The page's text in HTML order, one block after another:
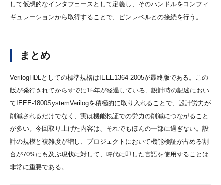
して仮想的なインタフェースとして定義し、そのハンドルをコンフィ
ギュレーションから取得することで、ピンレベルとの接続を行う。
まとめ
VerilogHDLとしての標準規格はIEEE1364-2005が最終版である。この
版が発行されてからすでに15年が経過している。設計時の記述におい
てIEEE-1800SystemVerilogを積極的に取り入れることで、設計労力が
削減されるだけでなく、実は機能検証での労力の削減につながること
が多い。今回取り上げた内容は、それでもほんの一部に過ぎない。設
計の規模と複雑度が増し、プロジェクトにおいて機能検証が占める割
合が70%にも及ぶ現状に対して、時代に即した言語を使用することは
非常に重要である。